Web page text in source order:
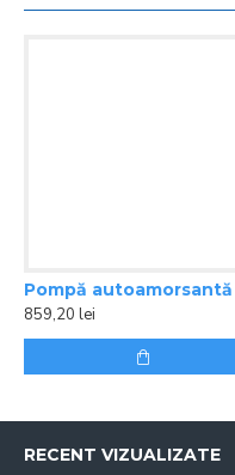
859,20 lei
RECENT VIZUALIZATE